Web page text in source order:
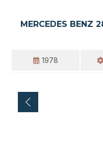
MERCEDES BENZ
1978